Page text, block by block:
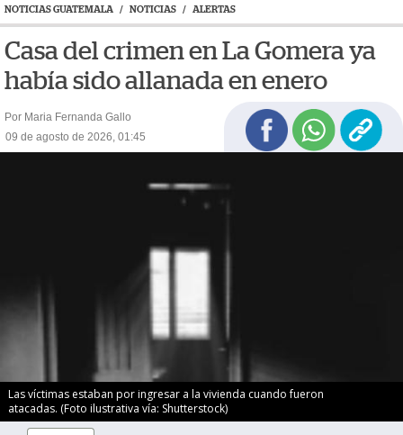
NOTICIAS GUATEMALA / NOTICIAS / ALERTAS
Casa del crimen en La Gomera ya
había sido allanada en enero
Por Maria Fernanda Gallo
09 de agosto de 2026, 01:45
Las víctimas estaban por ingresar a la vivienda cuando fueron
atacadas. (Foto ilustrativa vía: Shutterstock)